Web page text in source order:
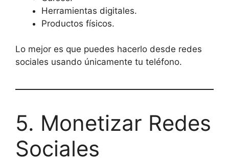
Herramientas digitales.
Productos físicos.
Lo mejor es que puedes hacerlo desde redes
sociales usando únicamente tu teléfono.
5. Monetizar Redes
Sociales